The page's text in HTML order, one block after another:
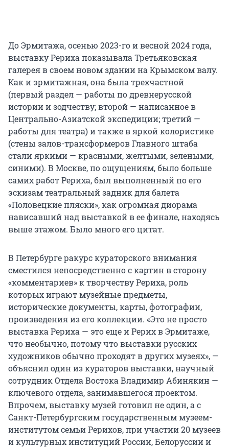
До Эрмитажа, осенью 2023-го и весной 2024 года,
выставку Рериха показывала Третьяковская
галерея в своем новом здании на Крымском валу.
Как и эрмитажная, она была трехчастной
(первый раздел — работы по древнерусской
истории и зодчеству; второй — написанное в
Центрально-Азиатской экспедиции; третий —
работы для театра) и также в яркой колористике
(стены залов-трансформеров Главного штаба
стали яркими — красными, желтыми, зелеными,
синими). В Москве, по ощущениям, было больше
самих работ Рериха, был выполненный по его
эскизам театральный задник для балета
«Половецкие пляски», как огромная диорама
нависавший над выставкой в ее финале, находясь
выше этажом. Было много его цитат.
В Петербурге ракурс кураторского внимания
сместился непосредственно с картин в сторону
«комментариев» к творчеству Рериха, роль
которых играют музейные предметы,
исторические документы, карты, фотографии,
произведения из его коллекции. «Это не просто
выставка Рериха — это еще и Рерих в Эрмитаже,
что необычно, потому что выставки русских
художников обычно проходят в других музеях», —
объяснил один из кураторов выставки, научный
сотрудник Отдела Востока Владимир Абинякин —
ключевого отдела, занимавшегося проектом.
Впрочем, выставку музей готовил не один, а с
Санкт-Петербургским государственным музеем-
институтом семьи Рерихов, при участии 20 музеев
и культурных институций России, Белоруссии и